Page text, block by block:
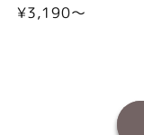
通
¥3,190〜